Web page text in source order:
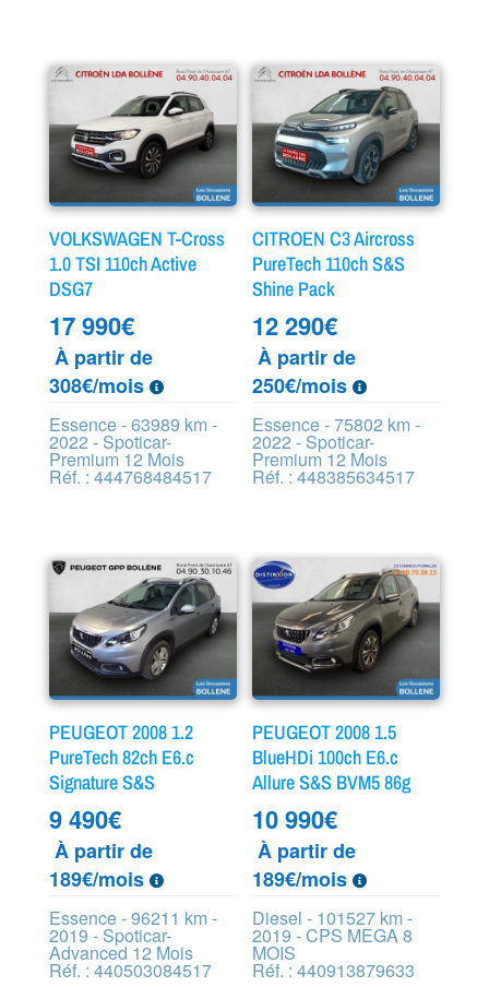
VOLKSWAGEN T-Cross
1.0 TSI 110ch Active
DSG7
17 990€
À partir de
308€/mois
Essence - 63989 km -
2022 - Spoticar-
Premium 12 Mois
Réf. : 444768484517
CITROEN C3 Aircross
PureTech 110ch S&S
Shine Pack
12 290€
À partir de
250€/mois
Essence - 75802 km -
2022 - Spoticar-
Premium 12 Mois
Réf. : 448385634517
PEUGEOT 2008 1.2
PureTech 82ch E6.c
Signature S&S
9 490€
À partir de
189€/mois
Essence - 96211 km -
2019 - Spoticar-
Advanced 12 Mois
Réf. : 440503084517
PEUGEOT 2008 1.5
BlueHDi 100ch E6.c
Allure S&S BVM5 86g
10 990€
À partir de
189€/mois
Diesel - 101527 km -
2019 - CPS MEGA 8
MOIS
Réf. : 440913879633